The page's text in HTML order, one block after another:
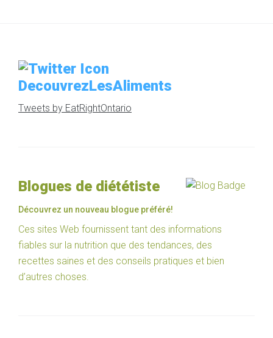
DecouvrezLesAliments
Tweets by EatRightOntario
Blogues de diététiste
Découvrez un nouveau blogue préféré!
Ces sites Web fournissent tant des informations
fiables sur la nutrition que des tendances, des
recettes saines et des conseils pratiques et bien
d’autres choses.